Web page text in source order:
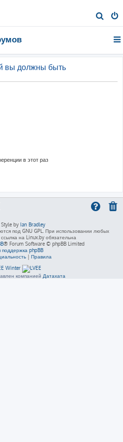
о
вы должны быть
в этот раз
by Ian Bradley
под GNU GPL. При использовании любых
на Linux.by обязательна
® Forum Software © phpBB Limited
поддержка phpBB
| Правила
компанией Датахата